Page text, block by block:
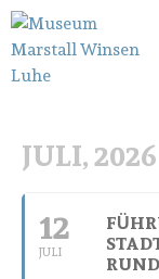
JULI, 2026
12
JULI